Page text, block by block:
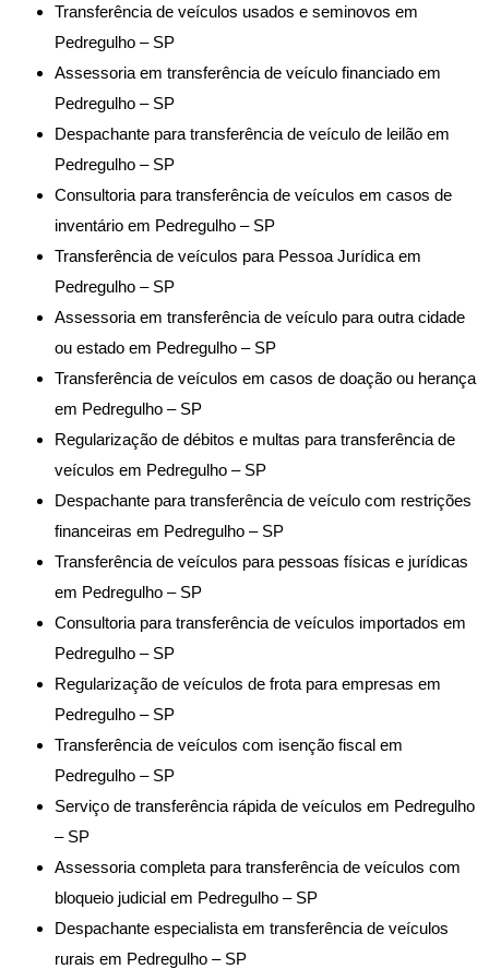
Transferência de veículos usados e seminovos em
Pedregulho – SP
Assessoria em transferência de veículo financiado em
Pedregulho – SP
Despachante para transferência de veículo de leilão em
Pedregulho – SP
Consultoria para transferência de veículos em casos de
inventário em Pedregulho – SP
Transferência de veículos para Pessoa Jurídica em
Pedregulho – SP
Assessoria em transferência de veículo para outra cidade
ou estado em Pedregulho – SP
Transferência de veículos em casos de doação ou herança
em Pedregulho – SP
Regularização de débitos e multas para transferência de
veículos em Pedregulho – SP
Despachante para transferência de veículo com restrições
financeiras em Pedregulho – SP
Transferência de veículos para pessoas físicas e jurídicas
em Pedregulho – SP
Consultoria para transferência de veículos importados em
Pedregulho – SP
Regularização de veículos de frota para empresas em
Pedregulho – SP
Transferência de veículos com isenção fiscal em
Pedregulho – SP
Serviço de transferência rápida de veículos em Pedregulho
– SP
Assessoria completa para transferência de veículos com
bloqueio judicial em Pedregulho – SP
Despachante especialista em transferência de veículos
rurais em Pedregulho – SP